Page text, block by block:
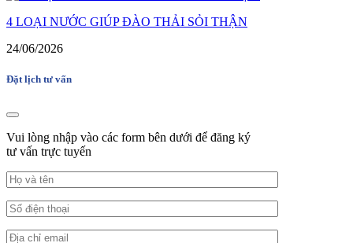
4 LOẠI NƯỚC GIÚP ĐÀO THẢI SỎI THẬN
24/06/2026
Đặt lịch tư vấn
Vui lòng nhập vào các form bên dưới để đăng ký
tư vấn trực tuyến